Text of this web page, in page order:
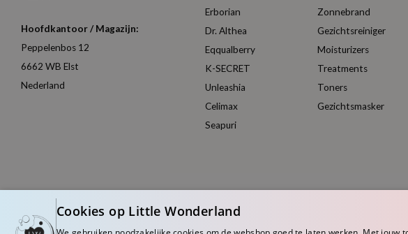
Hoofdkantoor / Magazijn:
Peppelenbos 12
6662 WB Elst
Nederland
Erborian
Dr. Althea
Eqqualberry
K-SECRET
Unleashia
Celimax
Seapuri
Zonnebrand
Gezichtsreiniger
Moisturizers
Treatments
Toners
Gezichtsmasker
Cookies op Little Wonderland